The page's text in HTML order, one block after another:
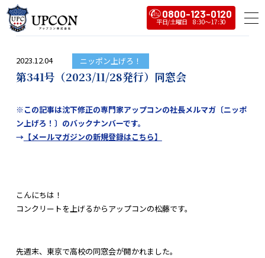
0800-123-0120
2023.12.04 ニッポン上げろ！
第341号（2023/11/28発行）同窓会
※この記事は沈下修正の専門家アップコンの社長メルマガ〔ニッポ
ン上げろ！〕のバックナンバーです。
→【メールマガジンの新規登録はこちら】
こんにちは！
コンクリートを上げるからアップコンの松藤です。
先週末、東京で高校の同窓会が開かれました。